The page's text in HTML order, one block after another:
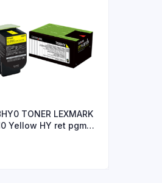
TONER LEXMARK
Yellow HY ret pgm